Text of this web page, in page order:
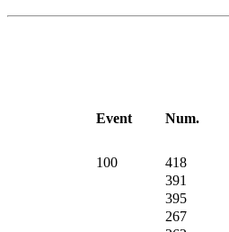
Event Num.
100 418
391
395
267